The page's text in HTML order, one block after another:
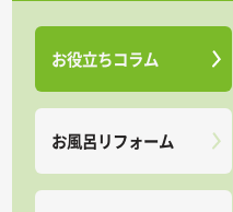
お役立ちコラム
お風呂リフォーム